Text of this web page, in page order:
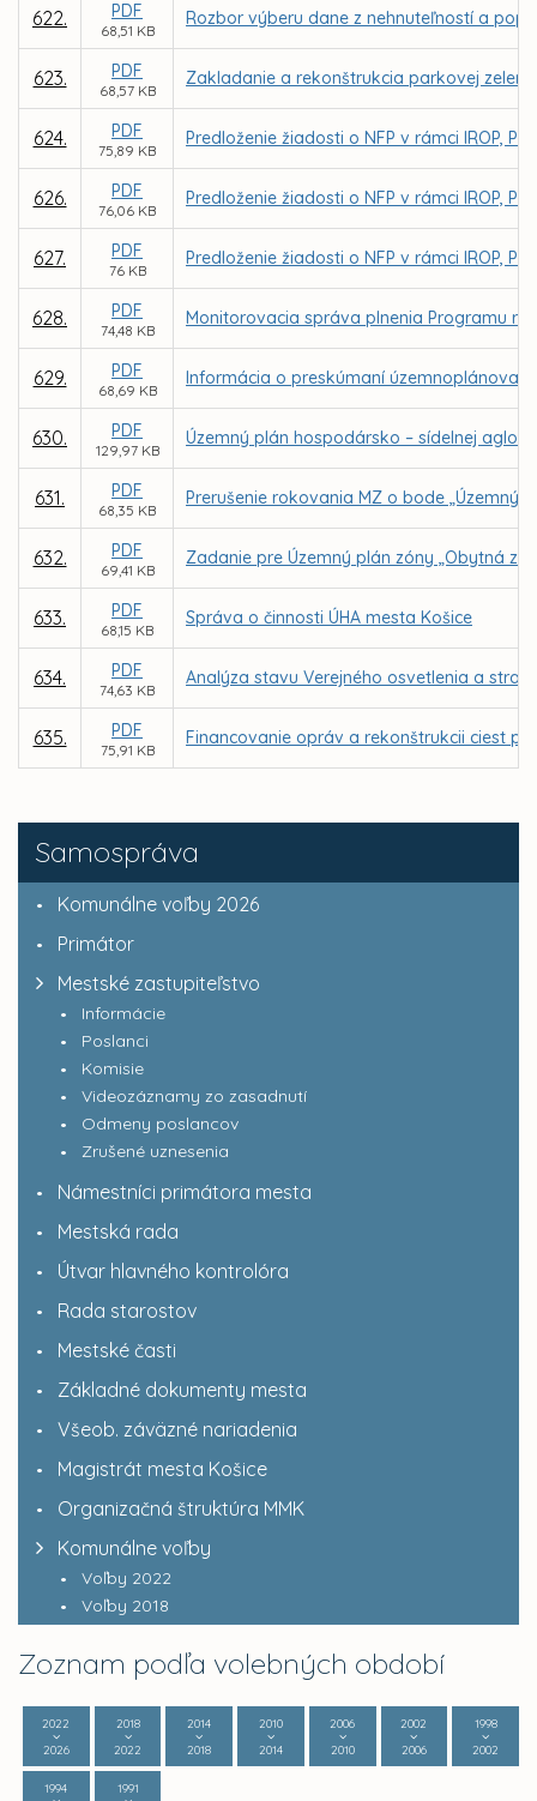
Samospráva
Komunálne voľby 2026
Primátor
Mestské zastupiteľstvo
Informácie
Poslanci
Komisie
Videozáznamy zo zasadnutí
Odmeny poslancov
Zrušené uznesenia
Námestníci primátora mesta
Mestská rada
Útvar hlavného kontrolóra
Rada starostov
Mestské časti
Základné dokumenty mesta
Všeob. záväzné nariadenia
Magistrát mesta Košice
Organizačná štruktúra MMK
Komunálne voľby
Voľby 2022
Voľby 2018
Zoznam podľa volebných období
2022
2026
2018
2022
2014
2018
2010
2014
2006
2010
2002
2006
1998
2002
1994
1991
622. PDF
68,51 KB
Rozbor výberu dane z nehnuteľností a
623. PDF
68,57 KB
Zakladanie a rekonštrukcia parkovej
624. PDF
75,89 KB
Predloženie žiadosti o NFP v rámci IROP,
626. PDF
76,06 KB
Predloženie žiadosti o NFP v rámci IROP,
627. PDF
76 KB
Predloženie žiadosti o NFP v rámci IROP,
628. PDF
74,48 KB
Monitorovacia správa plnenia Programu
629. PDF
68,69 KB
Informácia o preskúmaní
630. PDF
129,97 KB
Územný plán hospodársko – sídelnej
631. PDF
68,35 KB
Prerušenie rokovania MZ o bode „Územný
632. PDF
69,41 KB
Zadanie pre Územný plán zóny „Obytná
633. PDF
68,15 KB
Správa o činnosti ÚHA mesta Košice
634. PDF
74,63 KB
Analýza stavu Verejného osvetlenia a
635. PDF
75,91 KB
Financovanie opráv a rekonštrukcii ciest